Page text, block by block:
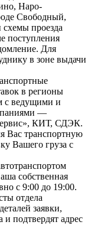
Наро-
Свободный,
проезда
поступления
Для
в зоне выдачи
в регионы
с ведущими и
—
КИТ, СДЭК.
Вас транспортную
Вашего груза с
собственная
с 9:00 до 19:00.
отдела
заявки,
подтвердят адрес